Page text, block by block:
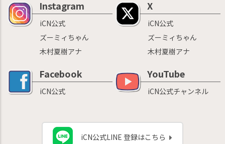
Instagram
iCN公式
ズーミィちゃん
木村夏樹アナ
X
iCN公式
ズーミィちゃん
木村夏樹アナ
Facebook
iCN公式
YouTube
iCN公式チャンネル
iCN公式LINE 登録はこちら